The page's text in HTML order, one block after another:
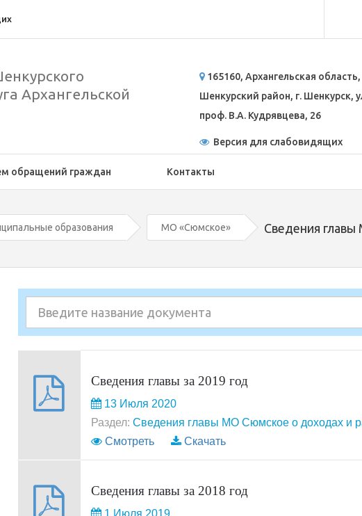
Архангельской
165160, Архангельская область,
Шенкурский район, г. Шенкурск,
проф. В.А. Кудрявцева, 26
Версия для слабовидящих
обращений граждан Контакты
образования МО «Сюмское» Сведения
Сведения главы за 2019 год
13 Июля 2020
Раздел: Сведения главы МО Сюмское о доходах и
Смотреть
Скачать
Сведения главы за 2018 год
1 Июля 2019